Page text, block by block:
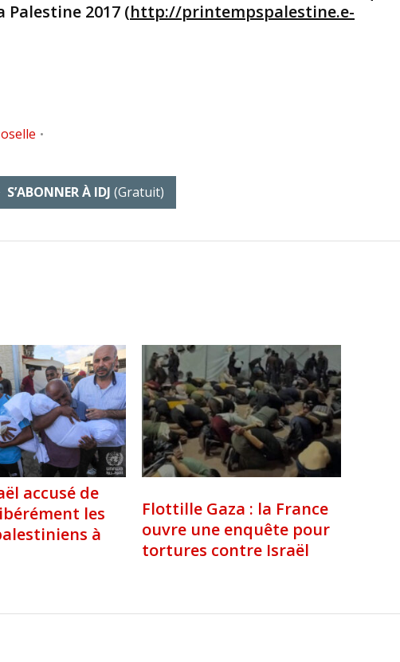
Palestine 2017 (http://printempspalestine.e-
•
S’ABONNER À IDJ (gratuit)
accusé de
les
à
Flottille Gaza : la France
ouvre une enquête pour
tortures contre Israël